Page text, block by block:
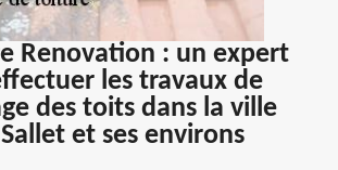
Renovation : un expert
les travaux de
des toits dans la ville
et ses environs